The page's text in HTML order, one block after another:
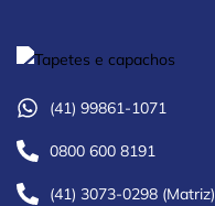
(41) 99861-1071
0800 600 8191
(41) 3073-0298 (Matriz)